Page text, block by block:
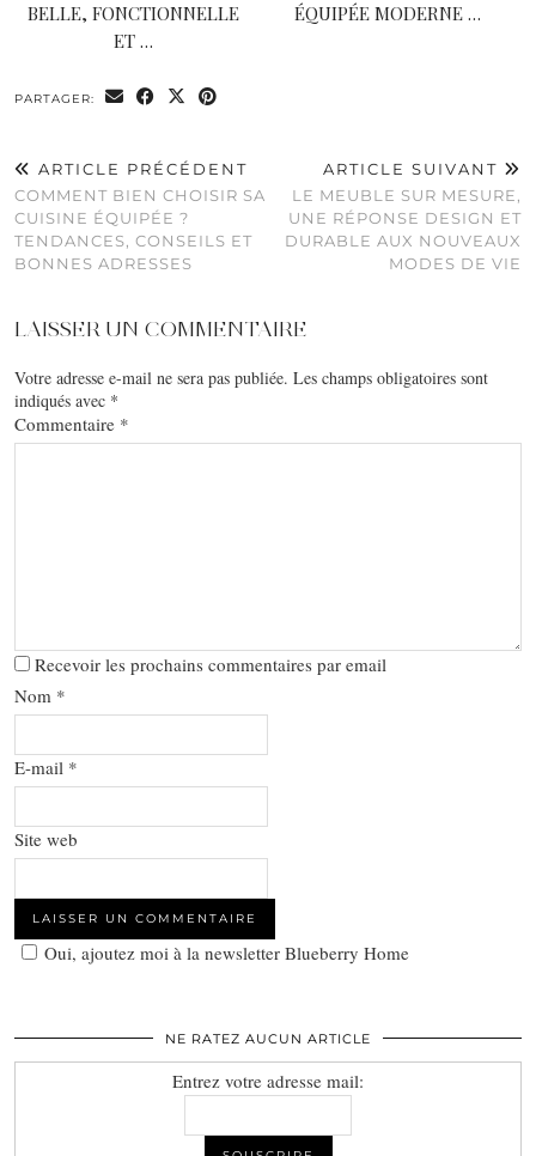
BELLE, FONCTIONNELLE
ET …
ÉQUIPÉE MODERNE …
PARTAGER:
ARTICLE PRÉCÉDENT
COMMENT BIEN CHOISIR SA
CUISINE ÉQUIPÉE ?
TENDANCES, CONSEILS ET
BONNES ADRESSES
ARTICLE SUIVANT
LE MEUBLE SUR MESURE,
UNE RÉPONSE DESIGN ET
DURABLE AUX NOUVEAUX
MODES DE VIE
LAISSER UN COMMENTAIRE
Votre adresse e-mail ne sera pas publiée. Les champs obligatoires sont
indiqués avec *
Commentaire *
Recevoir les prochains commentaires par email
Nom *
E-mail *
Site web
Oui, ajoutez moi à la newsletter Blueberry Home
NE RATEZ AUCUN ARTICLE
Entrez votre adresse mail: